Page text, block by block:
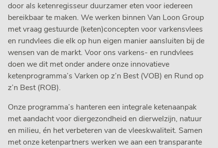
door als ketenregisseur duurzamer eten voor iedereen
bereikbaar te maken. We werken binnen Van Loon Group
met vraag gestuurde (keten)concepten voor varkensvlees
en rundvlees die elk op hun eigen manier aansluiten bij de
wensen van de markt. Voor ons varkens- en rundvlees
doen we dit met onder andere onze innovatieve
ketenprogramma’s Varken op z’n Best (VOB) en Rund op
z’n Best (ROB).
Onze programma’s hanteren een integrale ketenaanpak
met aandacht voor diergezondheid en dierwelzijn, natuur
en milieu, én het verbeteren van de vleeskwaliteit. Samen
met onze ketenpartners werken we aan een transparante